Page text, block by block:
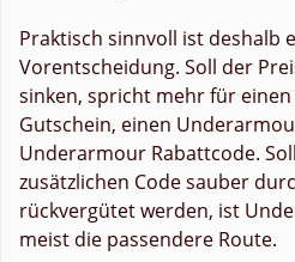
Praktisch sinnvoll ist deshalb
Vorentscheidung. Soll der
sinken, spricht mehr für
Gutschein, einen
Underarmour Rabattcode.
zusätzlichen Code sauber
rückvergütet werden, ist
meist die passendere Route.